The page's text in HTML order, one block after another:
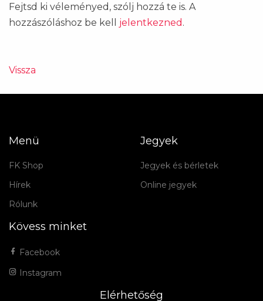
Fejtsd ki véleményed, szólj hozzá te is. A
hozzászóláshoz be kell jelentkezned .
Vissza
Menü
FK Shop
Hírek
Rólunk
Jegyek
Jegyek és bérletek
Online jegyek
Kövess minket
Facebook
Instagram
Elérhetőség